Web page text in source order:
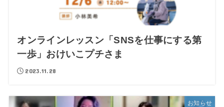
オンラインレッスン「SNSを仕事にする第
一歩」おけいこプチさま
2023.11.28
お知らせ